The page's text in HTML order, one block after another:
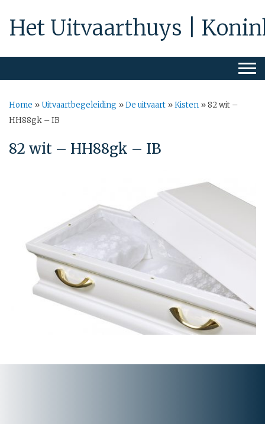
Het Uitvaarthuys |
Home »Uitvaartbegeleiding »De uitvaart »Kisten »82 wit –
HH88gk – IB
82 wit – HH88gk – IB